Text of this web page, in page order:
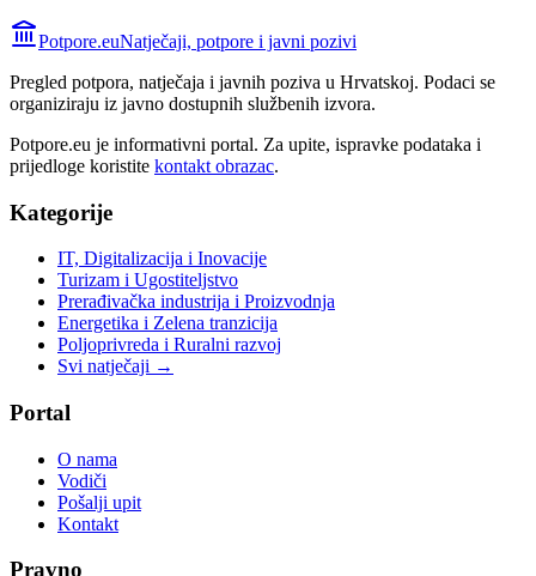
Potpore.euNatječaji, potpore i javni pozivi
Pregled potpora, natječaja i javnih poziva u Hrvatskoj. Podaci se
organiziraju iz javno dostupnih službenih izvora.
Potpore.eu je informativni portal. Za upite, ispravke podataka i
prijedloge koristite kontakt obrazac.
Kategorije
IT, Digitalizacija i Inovacije
Turizam i Ugostiteljstvo
Prerađivačka industrija i Proizvodnja
Energetika i Zelena tranzicija
Poljoprivreda i Ruralni razvoj
Svi natječaji →
Portal
O nama
Vodiči
Pošalji upit
Kontakt
Pravno